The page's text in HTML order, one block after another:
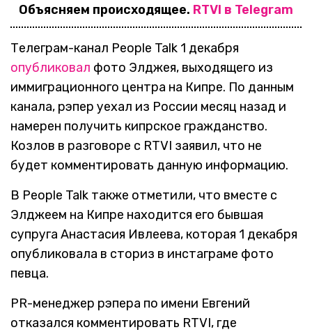
Объясняем происходящее. RTVI в Telegram
Телеграм-канал People Talk 1 декабря
опубликовал фото Элджея, выходящего из
иммиграционного центра на Кипре. По данным
канала, рэпер уехал из России месяц назад и
намерен получить кипрское гражданство.
Козлов в разговоре с RTVI заявил, что не
будет комментировать данную информацию.
В People Talk также отметили, что вместе с
Элджеем на Кипре находится его бывшая
супруга Анастасия Ивлеева, которая 1 декабря
опубликовала в сториз в инстаграме фото
певца.
PR-менеджер рэпера по имени Евгений
отказался комментировать RTVI, где